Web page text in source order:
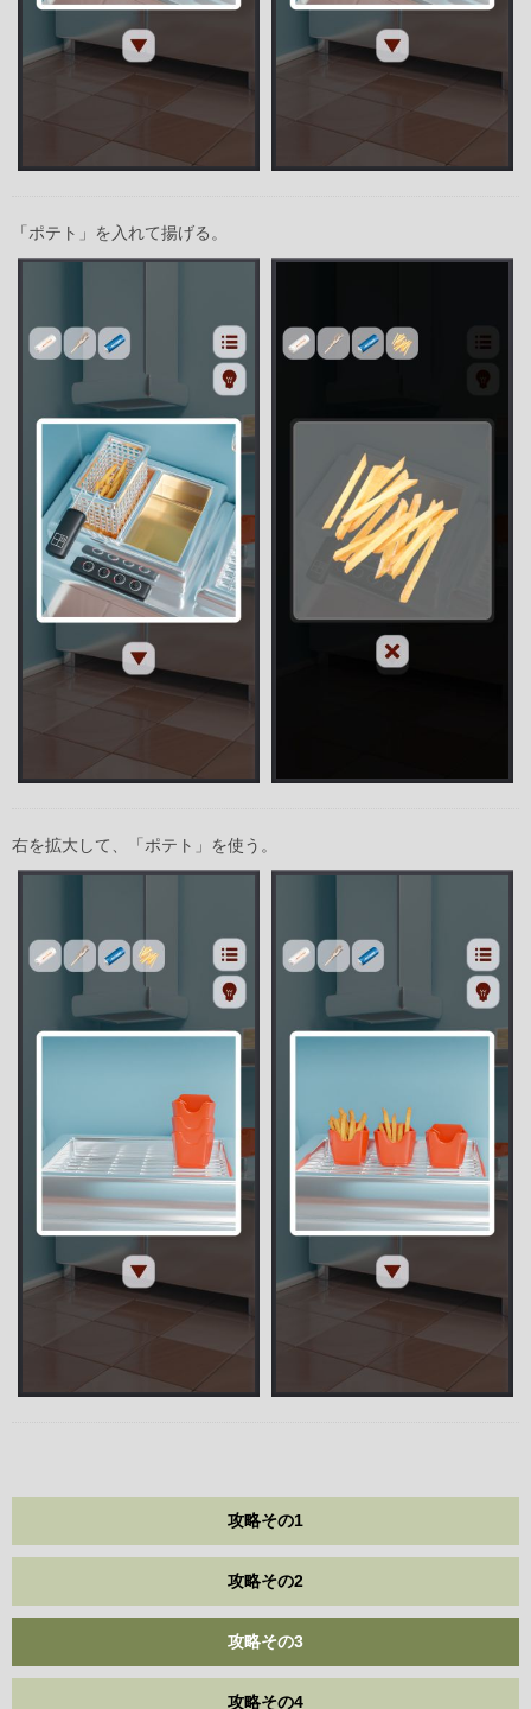
「ポテト」を入れて揚げる。
右を拡大して、「ポテト」を使う。
攻略その1
攻略その2
攻略その3
攻略その4